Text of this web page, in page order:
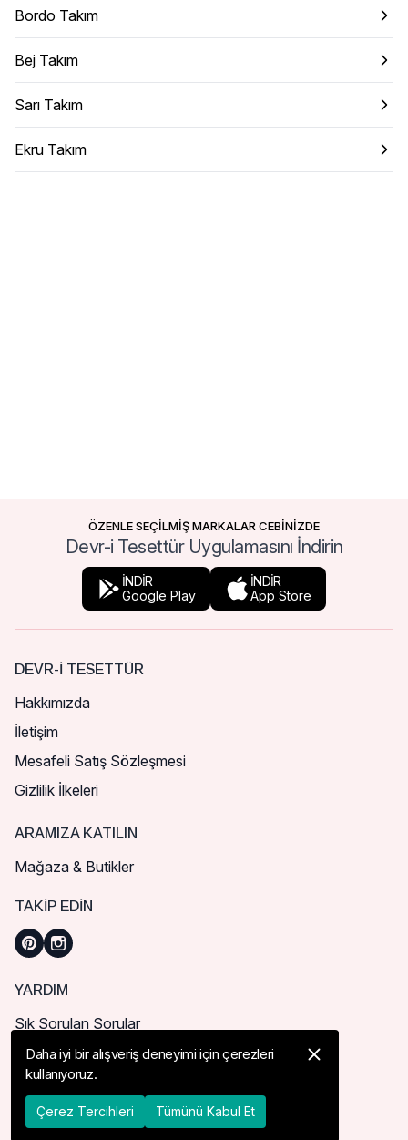
Bordo Takım
Bej Takım
Sarı Takım
Ekru Takım
ÖZENLE SEÇİLMİŞ MARKALAR CEBİNİZDE
Devr-i Tesettür Uygulamasını İndirin
İNDİR
Google Play
İNDİR
App Store
DEVR-I TESETTÜR
Hakkımızda
İletişim
Mesafeli Satış Sözleşmesi
Gizlilik İlkeleri
ARAMIZA KATILIN
Mağaza & Butikler
TAKIP EDIN
YARDIM
Sık Sorulan Sorular
Nasıl Sipariş Verebilirim?
Kargo ve Teslimat
İade, İptal ve Değişim
Daha iyi bir alışveriş deneyimi için çerezleri
kullanıyoruz.
Çerez Tercihleri Tümünü Kabul Et